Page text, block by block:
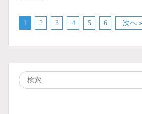
1 2 3 4 5 6 次へ »